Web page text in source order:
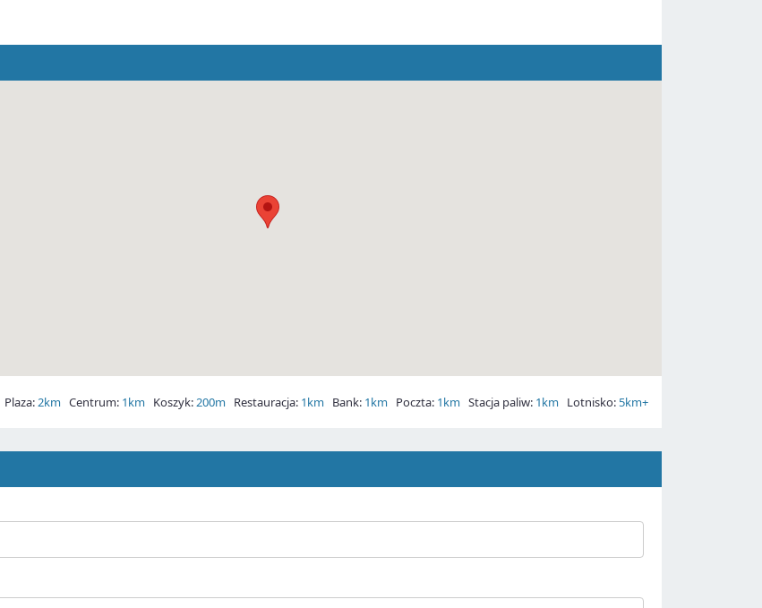
Plaza:2km Centrum: 1km Koszyk:200m Restauracja: 1km Bank: 1km Poczta: 1km Stacja paliw: 1km Lotnisko: 5km+